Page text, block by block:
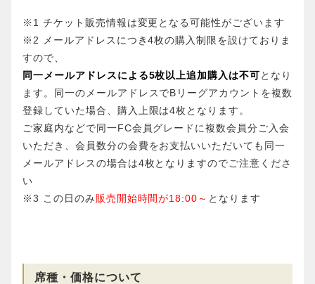
※1 チケット販売情報は変更となる可能性がございます
※2 メールアドレスにつき4枚の購入制限を設けておりま
すので、
同一メールアドレスによる5枚以上追加購入は不可となり
ます。同一のメールアドレスでBリーグアカウントを複数
登録していた場合、購入上限は4枚となります。
ご家庭内などで同一FC会員グレードに複数会員分ご入会
いただき、会員数分の会費をお支払いいただいても同一
メールアドレスの場合は4枚となりますのでご注意くださ
い
※3 この日のみ販売開始時間が18:00～ となります
席種・価格について